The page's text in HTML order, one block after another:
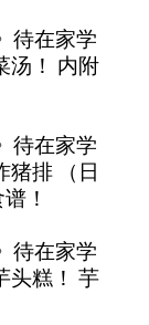
待在家学
汤！ 内附
待在家学
猪排 （日
！
待在家学
头糕！ 芋